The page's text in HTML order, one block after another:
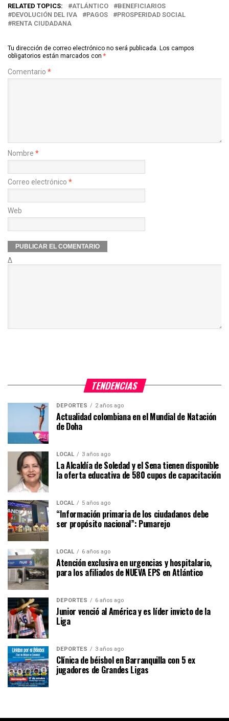
RELATED TOPICS: ATLÁNTICO
BENEFICIARIOS
DEVOLUCIÓN DEL IVA
PAGOS
PROSPERIDAD SOCIAL
RENTA CIUDADANA
Tu dirección de correo electrónico no será publicada. Los campos
obligatorios están marcados con *
Comentario *
Nombre *
Correo electrónico *
Web
Δ
TENDENCIAS
DEPORTES 2 años ago
Actualidad colombiana en el Mundial de Natación
de Doha
LOCAL 3 años ago
La Alcaldía de Soledad y el Sena tienen disponible
la oferta educativa de 580 cupos de capacitación
LOCAL 5 años ago
“Información primaria de los ciudadanos debe
ser propósito nacional”: Pumarejo
LOCAL 6 años ago
Atención exclusiva en urgencias y hospitalario,
para los afiliados de NUEVA EPS en Atlántico
DEPORTES 6 años ago
Junior venció al América y es líder invicto de la
Liga
DEPORTES 3 años ago
Clínica de béisbol en Barranquilla con 5 ex
jugadores de Grandes Ligas